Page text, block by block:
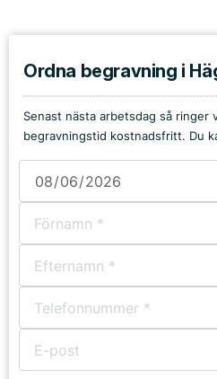
Ordna begravning i
Senast nästa arbetsdag så ringer
begravningstid kostnadsfritt. Du